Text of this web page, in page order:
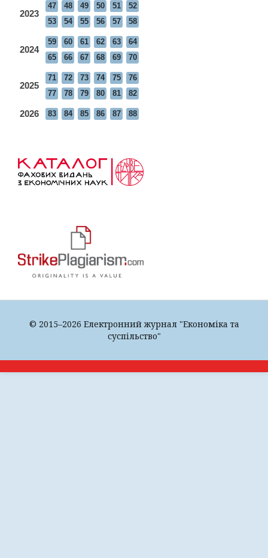
2023
47 48 49 50 51
52
53
54 55 56 57 58
2024
59 60 61 62 63
64
65
66 67 68 69 70
2025
71 72 73 74 75
76
77
78 79 80 81 82
2026 83 84 85 86 87 88
© 2015–2026 Електронний журнал "Економіка та
суспільство"